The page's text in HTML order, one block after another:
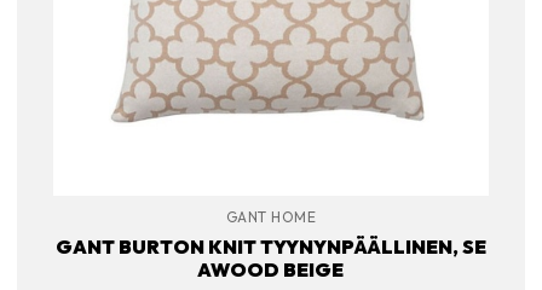
GANT HOME
GANT BURTON KNIT TYYNYNPÄÄLLINEN, SE
AWOOD BEIGE